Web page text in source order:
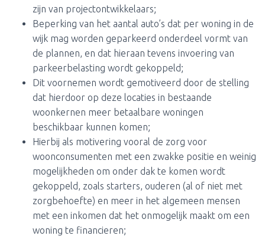
zijn van projectontwikkelaars;
Beperking van het aantal auto’s dat per woning in de
wijk mag worden geparkeerd onderdeel vormt van
de plannen, en dat hieraan tevens invoering van
parkeerbelasting wordt gekoppeld;
Dit voornemen wordt gemotiveerd door de stelling
dat hierdoor op deze locaties in bestaande
woonkernen meer betaalbare woningen
beschikbaar kunnen komen;
Hierbij als motivering vooral de zorg voor
woonconsumenten met een zwakke positie en weinig
mogelijkheden om onder dak te komen wordt
gekoppeld, zoals starters, ouderen (al of niet met
zorgbehoefte) en meer in het algemeen mensen
met een inkomen dat het onmogelijk maakt om een
woning te financieren;